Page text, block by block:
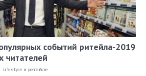
событий ритейла-2019
читателей
Lifestyle в ретейле